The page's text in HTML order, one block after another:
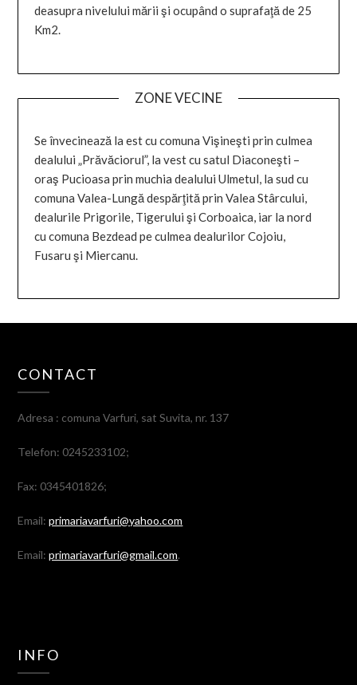
deasupra nivelului mării şi ocupând o suprafaţă de 25
Km2.
ZONE VECINE
Se învecinează la est cu comuna Vişineşti prin culmea
dealului „Prăvăciorul”, la vest cu satul Diaconeşti –
oraş Pucioasa prin muchia dealului Ulmetul, la sud cu
comuna Valea-Lungă despărţită prin Valea Stârcului,
dealurile Prigorile, Tigerului şi Corboaica, iar la nord
cu comuna Bezdead pe culmea dealurilor Cojoiu,
Fusaru şi Miercanu.
CONTACT
Adresa : comuna Varfuri, sat Suvita, nr. 137
Telefon: 0245233102;
Fax: 0345401826;
Email:primariavarfuri@yahoo.com
Email:primariavarfuri@gmail.com.
INFO